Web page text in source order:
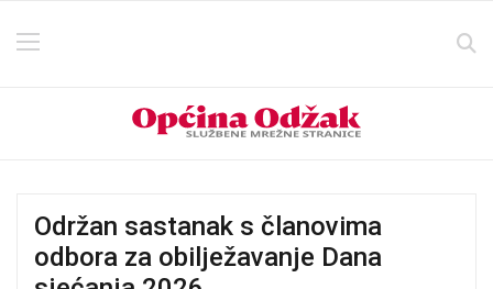
Održan sastanak s članovima
odbora za obilježavanje Dana